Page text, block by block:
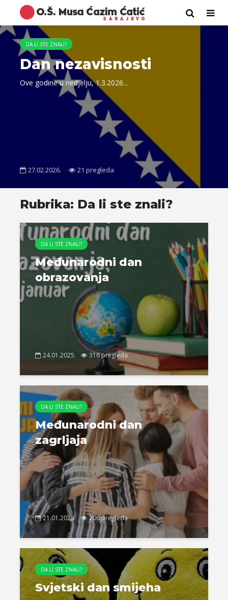
DA LI STE ZNALI?
Dan nezavisnosti
Ove godine u nedjelju, 1.3.2026...
27.02.2026. 21 pregleda
Rubrika: Da li ste znali?
DA LI STE ZNALI?
Međunarodni dan
obrazovanja
24.01.2025. 316 pregleda
DA LI STE ZNALI?
Međunarodni dan
zagrljaja
21.01.2025. 206 pregleda
DA LI STE ZNALI?
Svjetski dan smijeha